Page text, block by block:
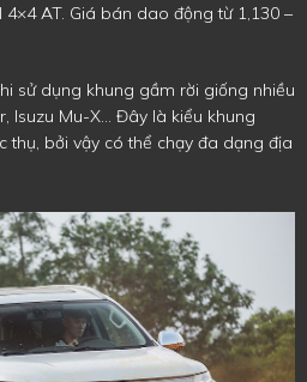
4×4 AT. Giá bán dao động từ 1,130 –
sử dụng khung gầm rời giống nhiều
Isuzu Mu-X… Đây là kiểu khung
thụ, bởi vậy có thể chạy đa dạng địa